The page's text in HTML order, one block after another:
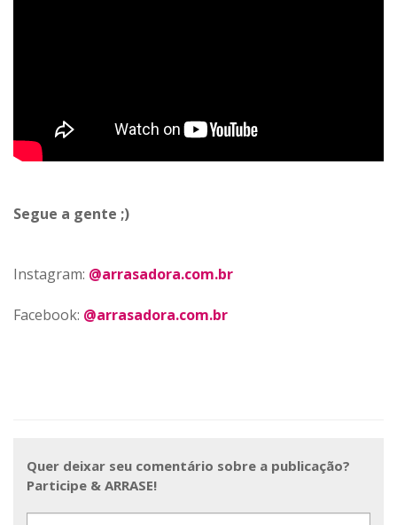
Segue a gente ;)
Instagram: @arrasadora.com.br
Facebook: @arrasadora.com.br
Quer deixar seu comentário sobre a publicação?
Participe & ARRASE!